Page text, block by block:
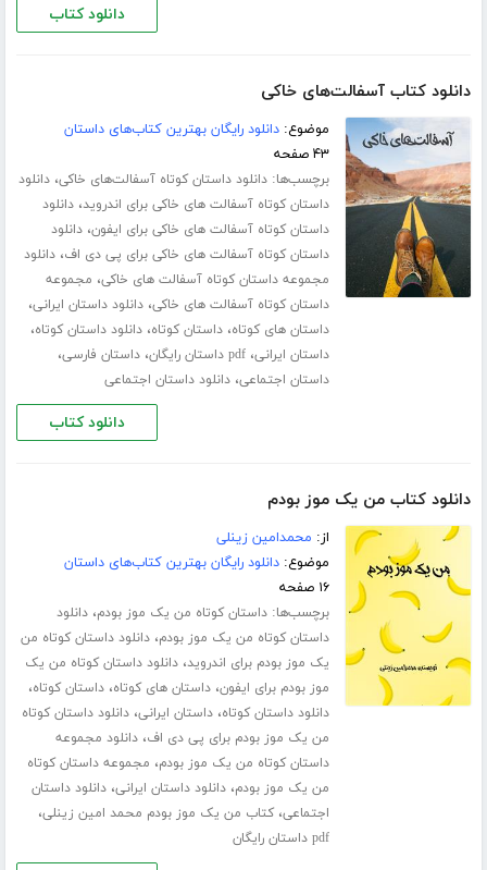
دانلود کتاب
دانلود کتاب آسفالت‌های خاکی
موضوع:دانلود رایگان بهترین کتاب‌های داستان
۴۳ صفحه
برچسب‌ها:دانلود داستان کوتاه آسفالت‌های خاکی،دانلود
داستان کوتاه آسفالت های خاکی برای اندروید،دانلود
داستان کوتاه آسفالت های خاکی برای ایفون،دانلود
داستان کوتاه آسفالت های خاکی برای پی دی اف،دانلود
مجموعه داستان کوتاه آسفالت های خاکی، مجموعه
داستان کوتاه آسفالت های خاکی،دانلود داستان ایرانی،
داستان های کوتاه،داستان کوتاه،دانلود داستان کوتاه،
داستان ایرانی،pdf داستان رایگان ،داستان فارسی،
داستان اجتماعی،دانلود داستان اجتماعی
دانلود کتاب
دانلود کتاب من یک موز بودم
از: محمدامین زینلی
موضوع:دانلود رایگان بهترین کتاب‌های داستان
۱۶ صفحه
برچسب‌ها:داستان کوتاه من یک موز بودم،دانلود
داستان کوتاه من یک موز بودم،دانلود داستان کوتاه من
یک موز بودم برای اندروید،دانلود داستان کوتاه من یک
موز بودم برای ایفون،داستان های کوتاه،داستان کوتاه،
دانلود داستان کوتاه،داستان ایرانی،دانلود داستان کوتاه
من یک موز بودم برای پی دی اف،دانلود مجموعه
داستان کوتاه من یک موز بودم، مجموعه داستان کوتاه
من یک موز بودم،دانلود داستان ایرانی،دانلود داستان
اجتماعی،کتاب من یک موز بودم محمد امین زینلی،
pdf داستان رایگان